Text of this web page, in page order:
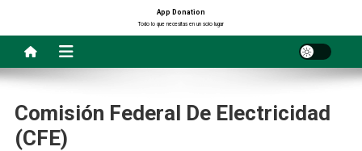
contenido
App Donation
Todo lo que necesitas en un solo lugar
Comisión Federal De Electricidad
(CFE)